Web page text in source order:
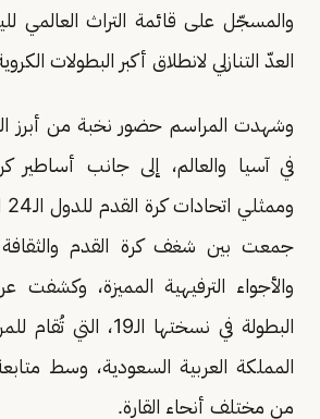
والمسجّل على قائمة التراث العالمي
العدّ التنازلي لانطلاق أكبر البطولات
وشهدت المراسم حضور نخبة من أبرز
في آسيا والعالم، إلى جانب أساطير
جمعت بين شغف كرة القدم والثقافة
والأجواء الترفيهية المميزة،
البطولة في نسختها
المملكة العربية السعودية، وسط
من مختلف أنحاء القارة.